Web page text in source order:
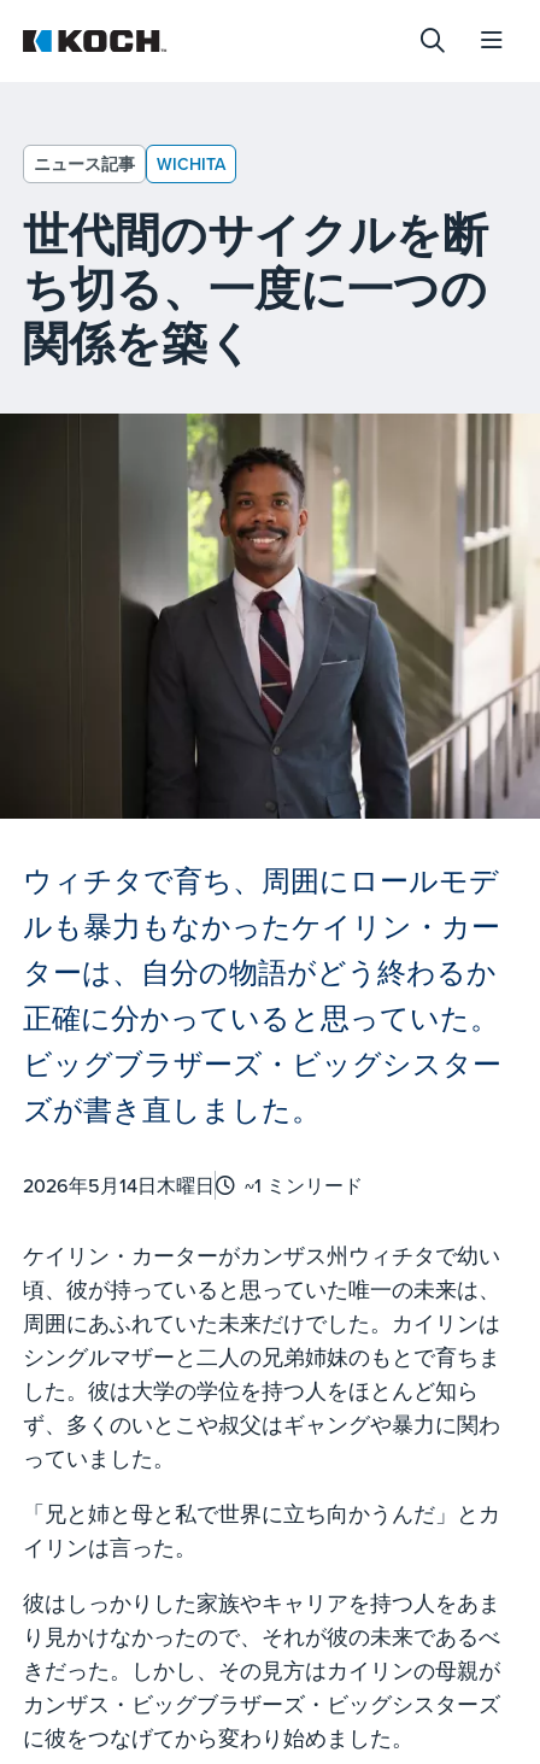
ニュース記事 WICHITA
世代間のサイクルを断
ち切る、一度に一つの
関係を築く
ウィチタで育ち、周囲にロールモデ
ルも暴力もなかったケイリン・カー
ターは、自分の物語がどう終わるか
正確に分かっていると思っていた。
ビッグブラザーズ・ビッグシスター
ズが書き直しました。
2026年5月14日木曜日 ~1 ミンリード
ケイリン・カーターがカンザス州ウィチタで幼い
頃、彼が持っていると思っていた唯一の未来は、
周囲にあふれていた未来だけでした。カイリンは
シングルマザーと二人の兄弟姉妹のもとで育ちま
した。彼は大学の学位を持つ人をほとんど知ら
ず、多くのいとこや叔父はギャングや暴力に関わ
っていました。
「兄と姉と母と私で世界に立ち向かうんだ」とカ
イリンは言った。
彼はしっかりした家族やキャリアを持つ人をあま
り見かけなかったので、それが彼の未来であるべ
きだった。しかし、その見方はカイリンの母親が
カンザス・ビッグブラザーズ・ビッグシスターズ
に彼をつなげてから変わり始めました。